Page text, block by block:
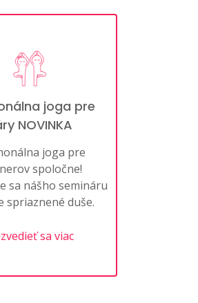
joga pre
NOVINKA
joga pre
spoločne!
sa nášho semináru
spriaznené duše.
sa viac